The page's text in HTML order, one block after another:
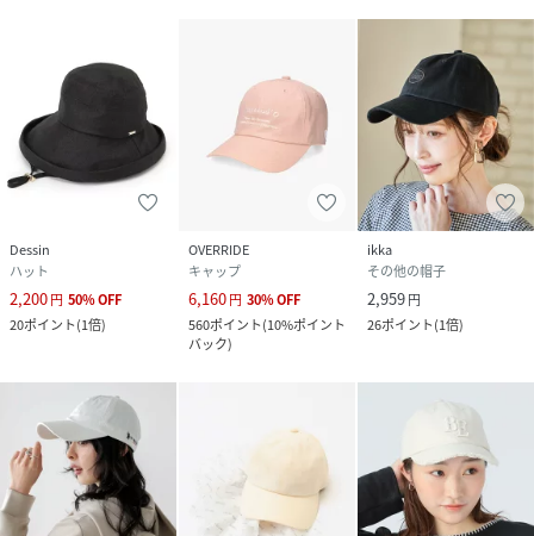
Dessin
ハット
2,200円 50%OFF
20ポイント(1倍)
OVERRIDE
キャップ
6,160円 30%OFF
560ポイント(10%ポイント
バック)
ikka
その他の帽子
2,959円
26ポイント(1倍)